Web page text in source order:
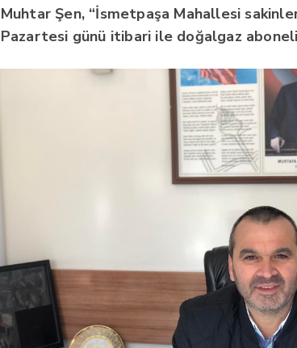
Muhtar Şen, “İsmetpaşa Mahallesi
Pazartesi günü itibari ile doğalgaz